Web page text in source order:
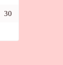
30